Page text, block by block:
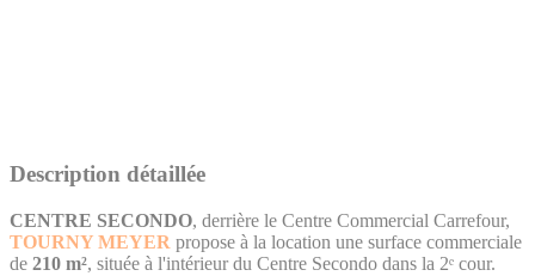
Description détaillée
CENTRE SECONDO, derrière le Centre Commercial Carrefour,
TOURNY MEYER propose à la location une surface commerciale
de 210 m², située à l'intérieur du Centre Secondo dans la 2ᵉ cour.